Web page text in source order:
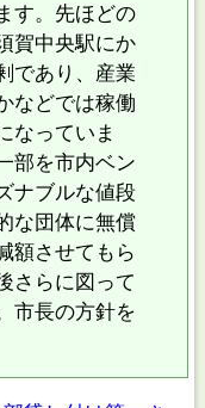
す。先ほどの
賀中央駅にか
であり、産業
などでは稼働
なっていま
部を市内ベン
ナブルな値段
な団体に無償
額させてもら
さらに図って
市長の方針を